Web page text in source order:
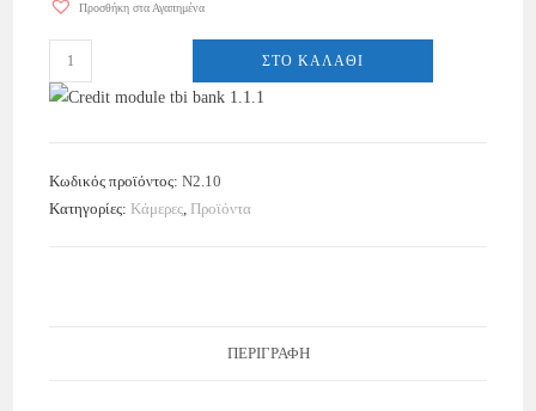
Προσθήκη στα Αγαπημένα
ΣΤΟ ΚΑΛΆΘΙ
Κωδικός προϊόντος:N2.10
Κατηγορίες: Κάμερες, Προϊόντα
ΠΕΡΙΓΡΑΦΉ